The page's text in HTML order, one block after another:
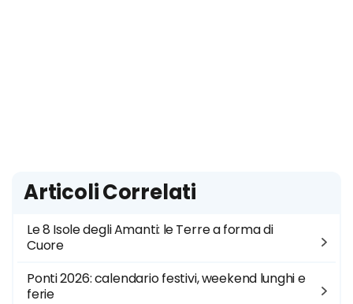
Articoli Correlati
Le 8 Isole degli Amanti: le Terre a forma di
Cuore
Ponti 2026: calendario festivi, weekend lunghi e
ferie